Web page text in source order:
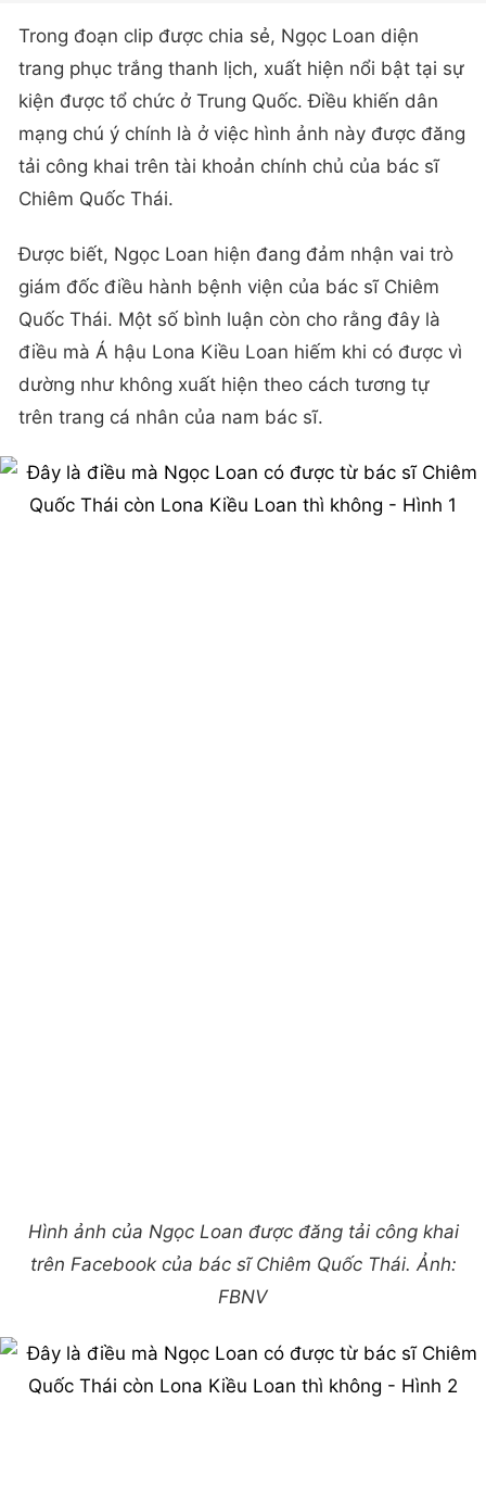
Trong đoạn clip được chia sẻ, Ngọc Loan diện
trang phục trắng thanh lịch, xuất hiện nổi bật tại sự
kiện được tổ chức ở Trung Quốc. Điều khiến dân
mạng chú ý chính là ở việc hình ảnh này được đăng
tải công khai trên tài khoản chính chủ của bác sĩ
Chiêm Quốc Thái.
Được biết, Ngọc Loan hiện đang đảm nhận vai trò
giám đốc điều hành bệnh viện của bác sĩ Chiêm
Quốc Thái. Một số bình luận còn cho rằng đây là
điều mà Á hậu Lona Kiều Loan hiếm khi có được vì
dường như không xuất hiện theo cách tương tự
trên trang cá nhân của nam bác sĩ.
Hình ảnh của Ngọc Loan được đăng tải công khai
trên Facebook của bác sĩ Chiêm Quốc Thái. Ảnh:
FBNV